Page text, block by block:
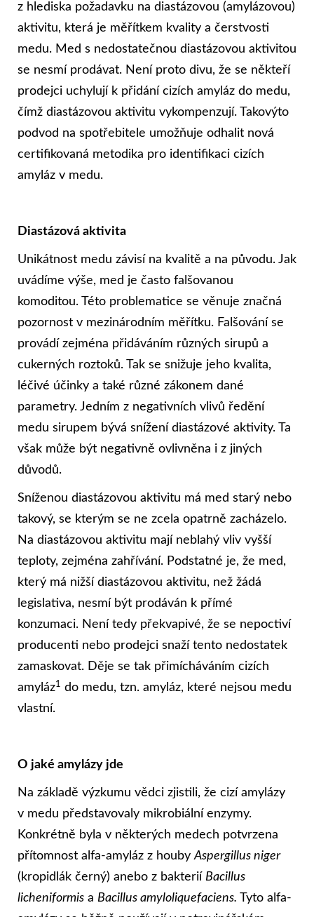
z hlediska požadavku na diastázovou (amylázovou)
aktivitu, která je měřítkem kvality a čerstvosti
medu. Med s nedostatečnou diastázovou aktivitou
se nesmí prodávat. Není proto divu, že se někteří
prodejci uchylují k přidání cizích amyláz do medu,
čímž diastázovou aktivitu vykompenzují. Takovýto
podvod na spotřebitele umožňuje odhalit nová
certifikovaná metodika pro identifikaci cizích
amyláz v medu.
Diastázová aktivita
Unikátnost medu závisí na kvalitě a na původu. Jak
uvádíme výše, med je často falšovanou
komoditou. Této problematice se věnuje značná
pozornost v mezinárodním měřítku. Falšování se
provádí zejména přidáváním různých sirupů a
cukerných roztoků. Tak se snižuje jeho kvalita,
léčivé účinky a také různé zákonem dané
parametry. Jedním z negativních vlivů ředění
medu sirupem bývá snížení diastázové aktivity. Ta
však může být negativně ovlivněna i z jiných
důvodů.
Sníženou diastázovou aktivitu má med starý nebo
takový, se kterým se ne zcela opatrně zacházelo.
Na diastázovou aktivitu mají neblahý vliv vyšší
teploty, zejména zahřívání. Podstatné je, že med,
který má nižší diastázovou aktivitu, než žádá
legislativa, nesmí být prodáván k přímé
konzumaci. Není tedy překvapivé, že se nepoctiví
producenti nebo prodejci snaží tento nedostatek
zamaskovat. Děje se tak přimícháváním cizích
amyláz1
do medu, tzn. amyláz, které nejsou medu
vlastní.
O jaké amylázy jde
Na základě výzkumu vědci zjistili, že cizí amylázy
v medu představovaly mikrobiální enzymy.
Konkrétně byla v některých medech potvrzena
přítomnost alfa-amyláz z houbyAspergillus niger
(kropidlák černý) anebo z bakterií Bacillus
licheniformis a Bacillus amyloliquefaciens. Tyto alfa-